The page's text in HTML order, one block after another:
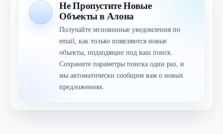
Не Пропустите Новые
Объекты в Алона
Получайте мгновенные уведомления по
email, как только появляются новые
объекты, подходящие под ваш поиск.
Сохраните параметры поиска один раз, и
мы автоматически сообщим вам о новых
предложениях.